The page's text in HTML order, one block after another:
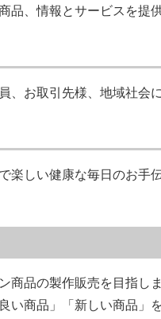
品、情報とサービスを提
、お取引先様、地域社会
楽しい健康な毎日のお手
商品の製作販売を目指しま
い商品」「新しい商品」